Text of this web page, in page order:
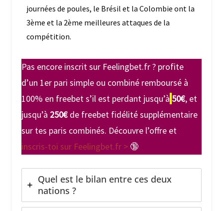
journées de poules, le Brésil et la Colombie ont la
3ème et la 2ème meilleures attaques de la
compétition.
Pas encore inscrit sur Feelingbet.fr ? profite
d’un 1er pari simple ou combiné remboursé à
100% en freebet s’il est perdant jusqu’à 50€, et
jusqu’à 250€de freebet fidélité supplémentaire
sur tes paris combinés. Découvre l’offre et
inscris-toi sur Feelingbet.fr > 🔞
Quel est le bilan entre ces deux
nations ?